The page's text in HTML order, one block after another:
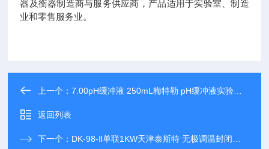
器及衡器制造商与服务供应商，产品适用于实验室、制造
业和零售服务业。
上一个：7.00pH缓冲液 250mL梅特勒 pH缓冲液实验室PH计标准液校准液
返回列表
下一个： DK-98-Ⅱ单联1KW天津泰斯特 无极调温封闭式万用实验电炉